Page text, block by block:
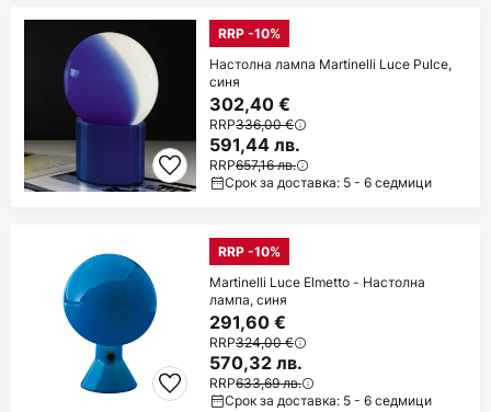
RRP -10%
Настолна лампа Martinelli Luce Pulce,
синя
302,40 €
RRP336,00 €
591,44 лв.
RRP657,16 лв.
Срок за доставка: 5 - 6 седмици
RRP -10%
Martinelli Luce Elmetto - Настолна
лампа, синя
291,60 €
RRP324,00 €
570,32 лв.
RRP633,69 лв.
Срок за доставка: 5 - 6 седмици